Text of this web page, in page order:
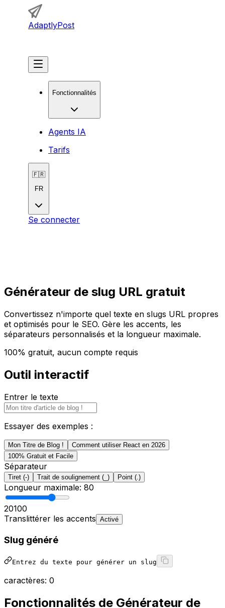
AdaptlyPost
Fonctionnalités
Agents IA
Tarifs
🇫🇷
FR
Se connecter
Générateur de slug URL gratuit
Convertissez n'importe quel texte en slugs URL propres
et optimisés pour le SEO. Gère les accents, les
séparateurs personnalisés et la longueur maximale.
100% gratuit, aucun compte requis
Outil interactif
Entrer le texte
Essayer des exemples :
Mon Titre de Blog !
Comment utiliser React en 2026
100% Gratuit et Facile
Séparateur
Tiret (-) Trait de soulignement (_) Point (.)
Longueur maximale: 80
20100
Translittérer les accents Activé
Slug généré
Entrez du texte pour générer un slug
caractères: 0
Fonctionnalités de Générateur de